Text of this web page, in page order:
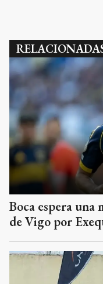
Boca espera una
de Vigo por